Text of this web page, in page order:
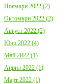
Ноември 2022 (2)
Октомври 2022 (2)
Август 2022 (2)
Юни 2022 (4)
Май 2022 (1)
Април 2022 (1)
Март 2022 (1)